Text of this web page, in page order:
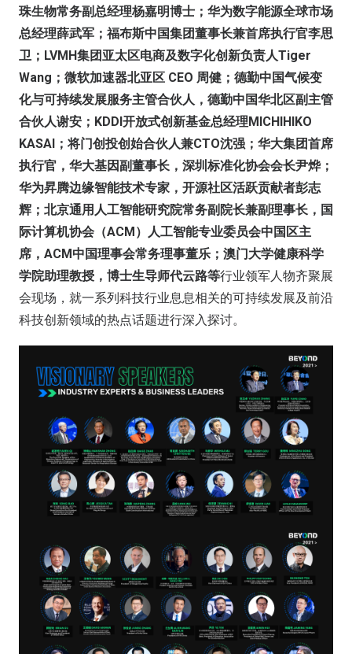
珠生物常务副总经理杨嘉明博士；华为数字能源全球市场
总经理薛武军；福布斯中国集团董事长兼首席执行官李思
卫；LVMH集团亚太区电商及数字化创新负责人Tiger
Wang；微软加速器北亚区 CEO 周健；德勤中国气候变
化与可持续发展服务主管合伙人，德勤中国华北区副主管
合伙人谢安；KDDI开放式创新基金总经理MICHIHIKO
KASAI；将门创投创始合伙人兼CTO沈强；华大集团首席
执行官，华大基因副董事长，深圳标准化协会会长尹烨；
华为昇腾边缘智能技术专家，开源社区活跃贡献者彭志
辉；北京通用人工智能研究院常务副院长兼副理事长，国
际计算机协会（ACM）人工智能专业委员会中国区主
席，ACM中国理事会常务理事董乐；澳门大学健康科学
学院助理教授，博士生导师代云路等行业领军人物齐聚展
会现场，就一系列科技行业息息相关的可持续发展及前沿
科技创新领域的热点话题进行深入探讨。